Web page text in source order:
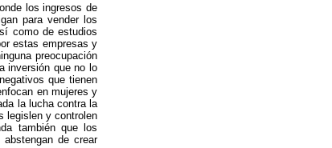
los ingresos de
para vender los
como de estudios
estas empresas y
preocupación
inversión que no lo
que tienen
en mujeres y
la lucha contra la
legislen y controlen
también que los
de crear